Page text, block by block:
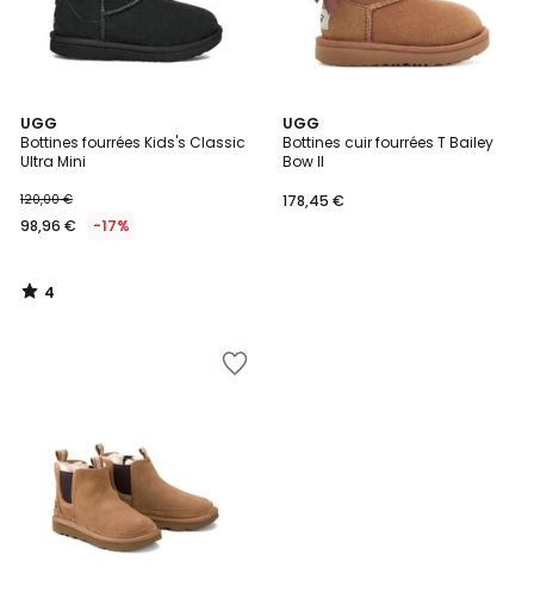
UGG
Bottines fourrées Kids's Classic
Ultra Mini
120,00 €
98,96 € -17%
4
/
5
4
/
UGG
Bottines cuir fourrées T Bailey
Bow II
178,45 €